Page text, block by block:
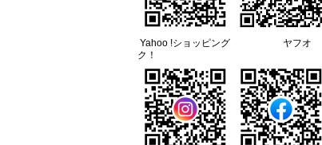
Yahoo !ショッピング ヤフオ
ク！